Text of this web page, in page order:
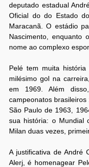
deputado estadual
Oficial do do Estado
Maracanã. O estádio
Nascimento, enquanto
nome ao complexo
Pelé tem muita
milésimo gol na
em 1969. Além
campeonatos
São Paulo de 1963,
sua história: o Mundial
Milan duas vezes,
A justificativa de André
Alerj, é homenagear